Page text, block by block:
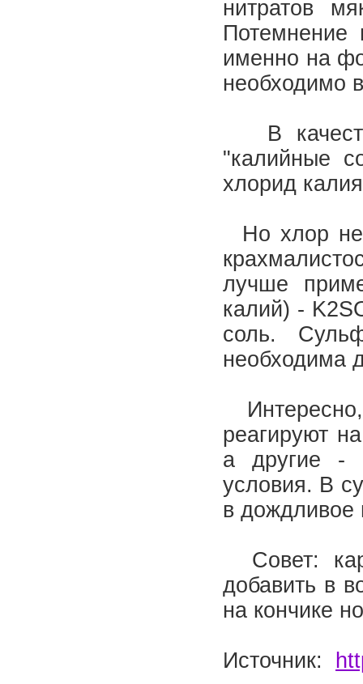
нитратов
Потемнение
именно на
необходимо
В
"калийные
хлорид
Но хлор
лучше
калий) -
соль.
необходима
реагируют
а другие -
условия. В
в дождливое
Совет:
добавить в
на кончике
Источник: